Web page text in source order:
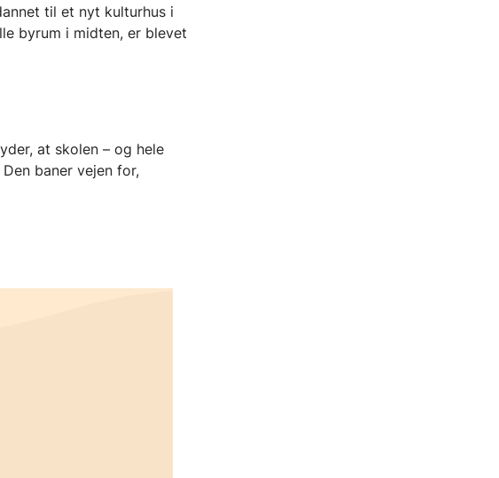
til et nyt kulturhus i
byrum i midten, er blevet
at skolen – og hele
baner vejen for,